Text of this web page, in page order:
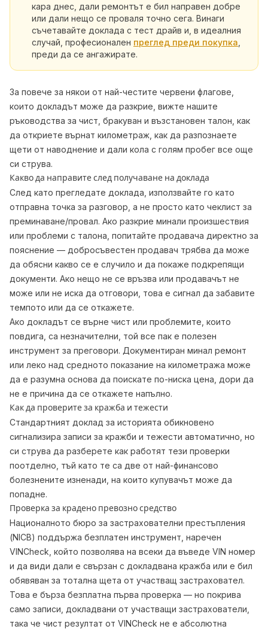
кара днес, дали ремонтът е бил направен добре
или дали нещо се проваля точно сега. Винаги
съчетавайте доклада с тест драйв и, в идеалния
случай, професионален преглед преди покупка
преди да се ангажирате.
За повече за някои от най-честите червени флагове,
които докладът може да разкрие, вижте нашите
ръководства за чист, бракуван и възстановен талон как
да откриете върнат километраж как да разпознаете
щети от наводнение и дали кола с голям пробег все още
си струва.
Какво да направите след получаване на доклада
След като прегледате доклада, използвайте го като
отправна точка за разговор, а не просто като чеклист за
преминаване/провал. Ако разкрие минали произшествия
или проблеми с талона, попитайте продавача директно за
пояснение — добросъвестен продавач трябва да може
да обясни какво се е случило и да покаже подкрепящи
документи. Ако нещо не се връзва или продавачът не
може или не иска да отговори, това е сигнал да забавите
темпото или да се откажете.
Ако докладът се върне чист или проблемите, които
повдига, са незначителни, той все пак е полезен
инструмент за преговори. Документиран минал ремонт
или леко над средното показание на километража може
да е разумна основа да поискате по-ниска цена, дори да
не е причина да се откажете напълно.
Как да проверите за кражба и тежести
Стандартният доклад за историята обикновено
сигнализира записи за кражби и тежести автоматично, но
си струва да разберете как работят тези проверки
поотделно, тъй като те са две от най-финансово
болезнените изненади, на които купувачът може да
попадне.
Проверка за крадено превозно средство
Националното бюро за застрахователни престъпления
(NICB) поддържа безплатен инструмент, наречен
VINCheck, който позволява на всеки да въведе VIN номер
и да види дали е свързан с докладвана кражба или е бил
обявяван за тотална щета от участващ застраховател.
Това е бърза безплатна първа проверка — но покрива
само записи, докладвани от участващи застрахователи,
така че чист резултат от VINCheck не е абсолютна